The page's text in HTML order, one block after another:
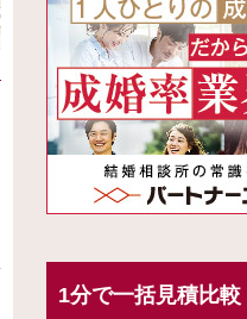
1分で一括見積比較